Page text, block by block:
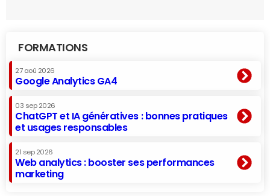
FORMATIONS
27 aoû 2026
Google Analytics GA4
03 sep 2026
ChatGPT et IA génératives : bonnes pratiques
et usages responsables
21 sep 2026
Web analytics : booster ses performances
marketing